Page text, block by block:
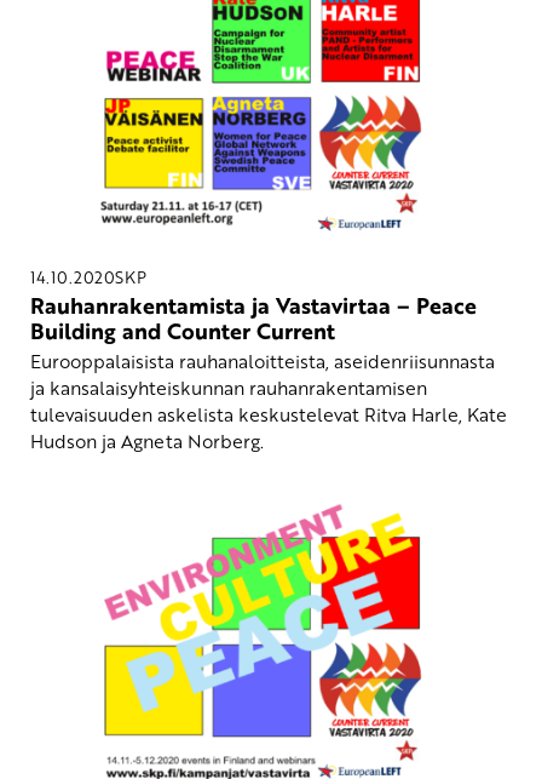
14.10.2020SKP
Rauhanrakentamista ja Vastavirtaa – Peace
Building and Counter Current
Eurooppalaisista rauhanaloitteista, aseidenriisunnasta
ja kansalaisyhteiskunnan rauhanrakentamisen
tulevaisuuden askelista keskustelevat Ritva Harle, Kate
Hudson ja Agneta Norberg.